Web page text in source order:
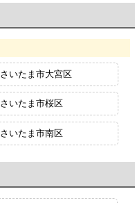
さいたま市大宮区
さいたま市桜区
さいたま市南区